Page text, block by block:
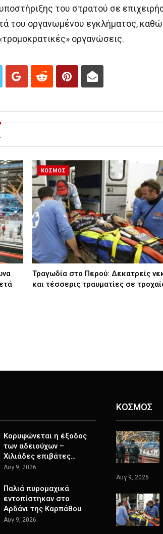
του στρατού σε
του οργανωμένου εγκλήματος,
οργανώσεις.
ΚΟΣΜΟΣ
Τραγωδία στο Περού: Δεκατρείς
και τέσσερις τραυματίες σε
Κορυφώνεται η έξοδος
των αδειούχων –
Χιλιάδες επιβάτες…
Αυγ 9, 2026
Παλιά πυρομαχικά
εντοπίστηκαν στο
Αρδάνι της Καρπάθου
Αυγ 9, 2026
ΚΟΣΜΟΣ
Αυγ 9, 2026